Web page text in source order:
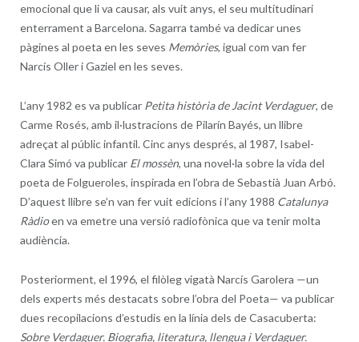
emocional que li va causar, als vuit anys, el seu multitudinari
enterrament a Barcelona. Sagarra també va dedicar unes
pàgines al poeta en les seves Memòries, igual com van fer
Narcís Oller i Gaziel en les seves.
L’any 1982 es va publicar Petita història de Jacint Verdaguer, de
Carme Rosés, amb il·lustracions de Pilarín Bayés, un llibre
adreçat al públic infantil. Cinc anys després, al 1987, Isabel-
Clara Simó va publicar El mossèn, una novel·la sobre la vida del
poeta de Folgueroles, inspirada en l’obra de Sebastià Juan Arbó.
D’aquest llibre se’n van fer vuit edicions i l’any 1988 Catalunya
Ràdioen va emetre una versió radiofònica que va tenir molta
audiència.
Posteriorment, el 1996, el filòleg vigatà Narcís Garolera —un
dels experts més destacats sobre l’obra del Poeta— va publicar
dues recopilacions d’estudis en la línia dels de Casacuberta:
Sobre Verdaguer. Biografia, literatura, llengua i Verdaguer.